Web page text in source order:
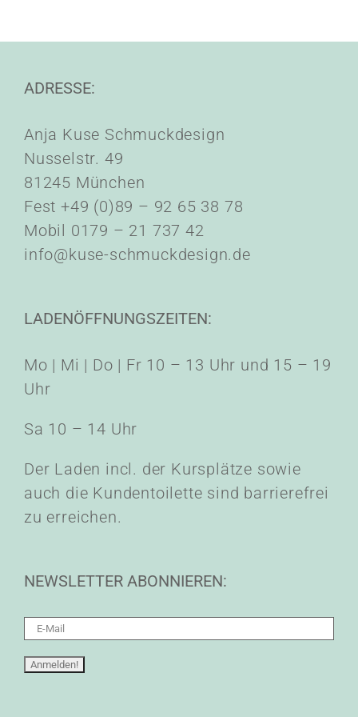
ADRESSE:
Anja Kuse Schmuckdesign
Nusselstr. 49
81245 München
Fest +49 (0)89 – 92 65 38 78
Mobil 0179 – 21 737 42
info@kuse-schmuckdesign.de
LADENÖFFNUNGSZEITEN:
Mo | Mi | Do | Fr 10 – 13 Uhr und 15 – 19
Uhr
Sa 10 – 14 Uhr
Der Laden incl. der Kursplätze sowie
auch die Kundentoilette sind barrierefrei
zu erreichen.
NEWSLETTER ABONNIEREN: